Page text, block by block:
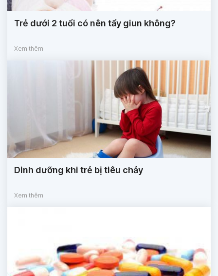
Trẻ dưới 2 tuổi có nên tẩy giun không?
Xem thêm
Dinh dưỡng khi trẻ bị tiêu chảy
Xem thêm